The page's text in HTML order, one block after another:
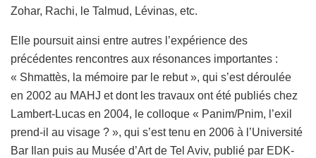
Zohar, Rachi, le Talmud, Lévinas, etc.
Elle poursuit ainsi entre autres l’expérience des
précédentes rencontres aux résonances importantes :
« Shmattès, la mémoire par le rebut », qui s’est déroulée
en 2002 au MAHJ et dont les travaux ont été publiés chez
Lambert-Lucas en 2004, le colloque « Panim/Pnim, l’exil
prend-il au visage ? », qui s’est tenu en 2006 à l’Université
Bar Ilan puis au Musée d’Art de Tel Aviv, publié par EDK-